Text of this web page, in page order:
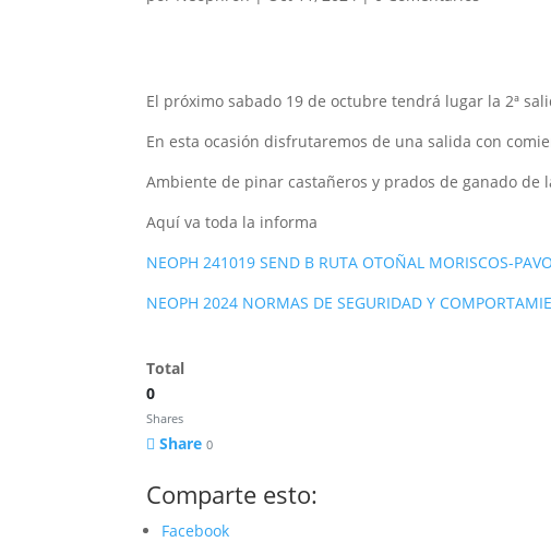
El próximo sabado 19 de octubre tendrá lugar la 2ª
En esta ocasión disfrutaremos de una salida con
Ambiente de pinar castañeros y prados de ganado
Aquí va toda la informa
NEOPH 241019 SEND B RUTA OTOÑAL MORISCOS-
NEOPH 2024 NORMAS DE SEGURIDAD Y
Total
0
Shares
Share 0
Comparte esto:
Facebook